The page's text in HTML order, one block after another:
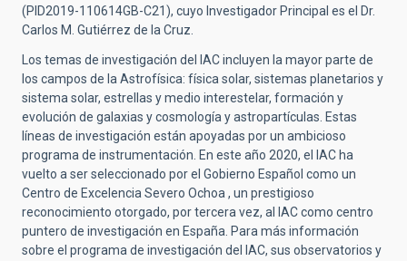
(PID2019-110614GB-C21), cuyo Investigador Principal es el Dr.
Carlos M. Gutiérrez de la Cruz.
Los temas de investigación del IAC incluyen la mayor parte de
los campos de la Astrofísica: física solar, sistemas planetarios y
sistema solar, estrellas y medio interestelar, formación y
evolución de galaxias y cosmología y astropartículas. Estas
líneas de investigación están apoyadas por un ambicioso
programa de instrumentación. En este año 2020, el IAC ha
vuelto a ser seleccionado por el Gobierno Español como un
Centro de Excelencia Severo Ochoa , un prestigioso
reconocimiento otorgado, por tercera vez, al IAC como centro
puntero de investigación en España. Para más información
sobre el programa de investigación del IAC, sus observatorios y